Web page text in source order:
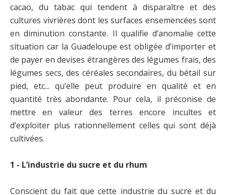
cacao, du tabac qui tendent à disparaître et des
cultures vivrières dont les surfaces ensemencées sont
en diminution constante. Il qualifie d’anomalie cette
situation car la Guadeloupe est obligée d’importer et
de payer en devises étrangères des légumes frais, des
légumes secs, des céréales secondaires, du bétail sur
pied, etc... qu’elle peut produire en qualité et en
quantité très abondante. Pour cela, il préconise de
mettre en valeur des terres encore incultes et
d’exploiter plus rationnellement celles qui sont déjà
cultivées.
1 - L’industrie du sucre et du rhum
Conscient du fait que cette industrie du sucre et du